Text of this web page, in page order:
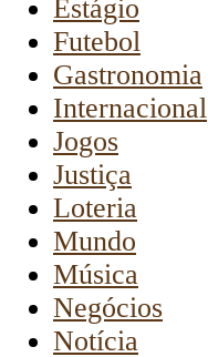
Estágio
Futebol
Gastronomia
Internacional
Jogos
Justiça
Loteria
Mundo
Música
Negócios
Notícia